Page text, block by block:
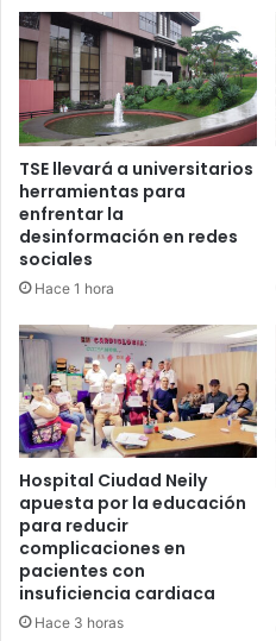
TSE llevará a universitarios
herramientas para
enfrentar la
desinformación en redes
sociales
Hace 1 hora
Hospital Ciudad Neily
apuesta por la educación
para reducir
complicaciones en
pacientes con
insuficiencia cardiaca
Hace 3 horas